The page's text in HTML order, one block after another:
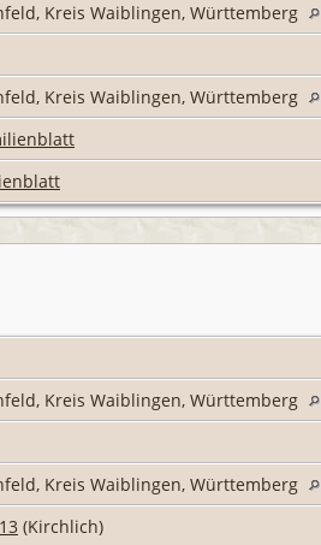
Kreis Waiblingen, Württemberg
Kreis Waiblingen, Württemberg
Kreis Waiblingen, Württemberg
Kreis Waiblingen, Württemberg
(Kirchlich)